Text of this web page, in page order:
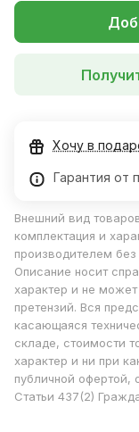
Хочу в
Гарантия от
Внешний вид
комплектация и
производителем
Описание носит
характер и не
претензий. Вся
касающаяся
складе, стоимости
характер и ни при
публичной
Статьи 437(2)